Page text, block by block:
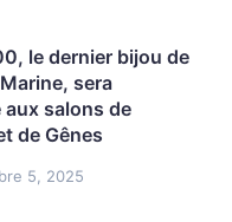
5, 2025
le dernier bijou de
sera
aux salons de
de Gênes